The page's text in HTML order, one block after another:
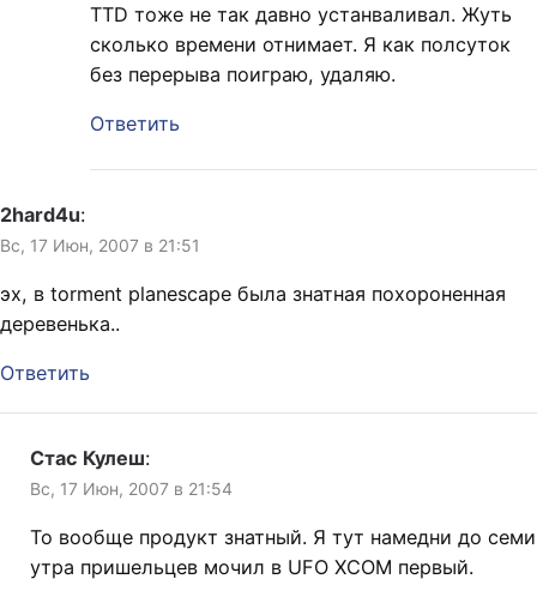
TTD тоже не так давно устанваливал. Жуть
сколько времени отнимает. Я как полсуток
без перерыва поиграю, удаляю.
Ответить
2hard4u:
Вс, 17 Июн, 2007 в 21:51
эх, в torment planescape была знатная похороненная
деревенька..
Ответить
Стас Кулеш:
Вс, 17 Июн, 2007 в 21:54
То вообще продукт знатный. Я тут намедни до семи
утра пришельцев мочил в UFO XCOM первый.